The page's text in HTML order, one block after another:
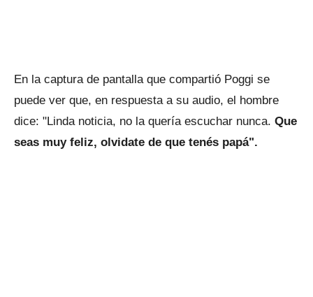
En la captura de pantalla que compartió Poggi se
puede ver que, en respuesta a su audio, el hombre
dice: "Linda noticia, no la quería escuchar nunca. Que
seas muy feliz, olvidate de que tenés papá".